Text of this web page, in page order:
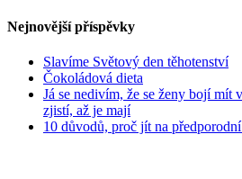
Nejnovější příspěvky
Slavíme Světový den těhotenství
Čokoládová dieta
Já se nedivím, že se ženy bojí mít
zjistí, až je mají
10 důvodů, proč jít na